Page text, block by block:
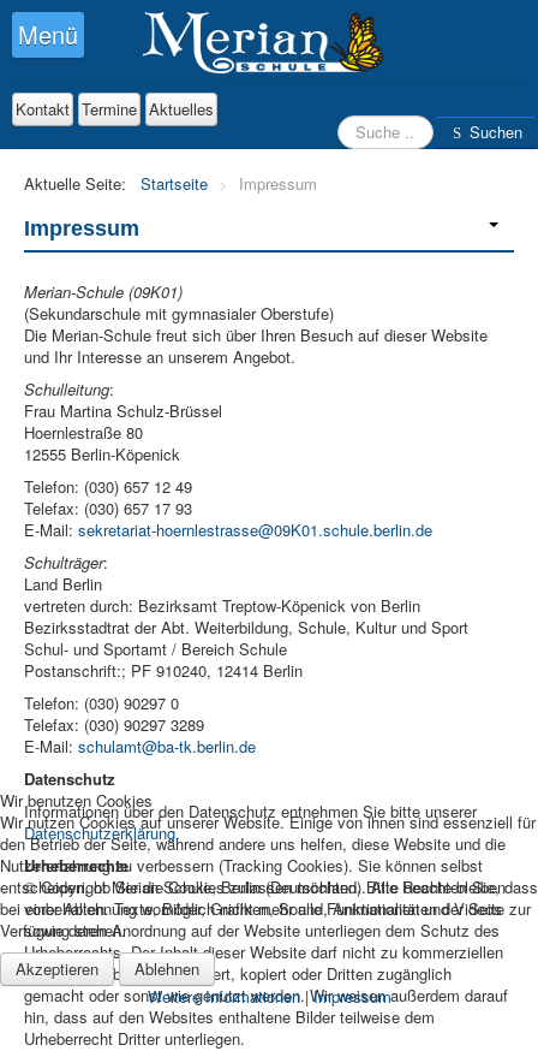
Suchen Suchen
Kontakt Termine Aktuelles
Menü
Aktuelle Seite: Startseite > Impressum
Impressum
Merian-Schule (09K01)
(Sekundarschule mit gymnasialer Oberstufe)
Die Merian-Schule freut sich über Ihren Besuch auf dieser Website
und Ihr Interesse an unserem Angebot.
Schulleitung:
Frau Martina Schulz-Brüssel
Hoernlestraße 80
12555 Berlin-Köpenick
Telefon: (030) 657 12 49
Telefax: (030) 657 17 93
E-Mail: sekretariat-hoernlestrasse@09K01.schule.berlin.de
Schulträger:
Land Berlin
vertreten durch: Bezirksamt Treptow-Köpenick von Berlin
Bezirksstadtrat der Abt. Weiterbildung, Schule, Kultur und Sport
Schul- und Sportamt / Bereich Schule
Postanschrift:; PF 910240, 12414 Berlin
Telefon: (030) 90297 0
Telefax: (030) 90297 3289
E-Mail: schulamt@ba-tk.berlin.de
Datenschutz
Informationen über den Datenschutz entnehmen Sie bitte unserer
Datenschutzerklärung.
Urheberrechte
© Copyright Merian-Schule, Berlin (Deutschland). Alle Rechte bleiben
vorbe­halten. Texte, Bilder, Grafiken, Sound, Animationen und Videos
sowie deren Anordnung auf der Website unterliegen dem Schutz des
Urheberrechts. Der Inhalt dieser Website darf nicht zu kommerziellen
Zwecken verbreitet, verändert, kopiert oder Dritten zugänglich
gemacht oder sonst wie genutzt werden. Wir weisen außerdem darauf
hin, dass auf den Websites enthaltene Bilder teilweise dem
Urheberrecht Dritter unterliegen.
Wir benutzen Cookies
Wir nutzen Cookies auf unserer Website. Einige von ihnen sind essenziell für
den Betrieb der Seite, während andere uns helfen, diese Website und die
Nutzererfahrung zu verbessern (Tracking Cookies). Sie können selbst
entscheiden, ob Sie die Cookies zulassen möchten. Bitte beachten Sie, dass
bei einer Ablehnung womöglich nicht mehr alle Funktionalitäten der Seite zur
Verfügung stehen.
Akzeptieren
Ablehnen
Weitere Informationen|Impressum